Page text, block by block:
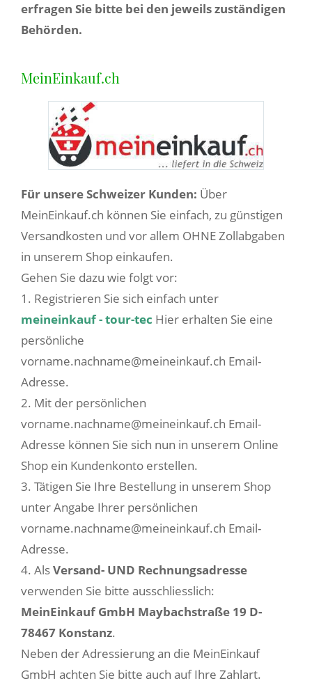
erfragen Sie bitte bei den jeweils zuständigen
Behörden.
MeinEinkauf.ch
Für unsere Schweizer Kunden: Über
MeinEinkauf.ch können Sie einfach, zu günstigen
Versandkosten und vor allem OHNE Zollabgaben
in unserem Shop einkaufen.
Gehen Sie dazu wie folgt vor:
1. Registrieren Sie sich einfach unter
meineinkauf - tour-tec Hier erhalten Sie eine
persönliche
vorname.nachname@meineinkauf.ch Email-
Adresse.
2. Mit der persönlichen
vorname.nachname@meineinkauf.ch Email-
Adresse können Sie sich nun in unserem Online
Shop ein Kundenkonto erstellen.
3. Tätigen Sie Ihre Bestellung in unserem Shop
unter Angabe Ihrer persönlichen
vorname.nachname@meineinkauf.ch Email-
Adresse.
4. AlsVersand- UND Rechnungsadresse
verwenden Sie bitte ausschliesslich:
MeinEinkauf GmbH Maybachstraße 19 D-
78467 Konstanz.
Neben der Adressierung an die MeinEinkauf
GmbH achten Sie bitte auch auf Ihre Zahlart.